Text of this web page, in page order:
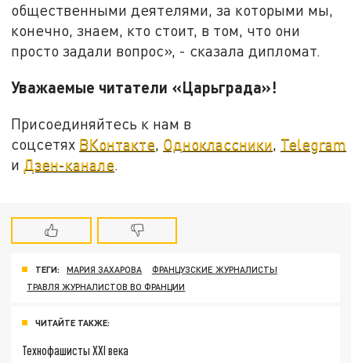
общественными деятелями, за которыми мы,
конечно, знаем, кто стоит, в том, что они
просто задали вопрос», - сказала дипломат.
Уважаемые читатели «Царьграда»!
Присоединяйтесь к нам в
соцсетях ВКонтакте Одноклассники Telegram
и Дзен-канале
ТЕГИ: МАРИЯ ЗАХАРОВА
ФРАНЦУЗСКИЕ ЖУРНАЛИСТЫ
ТРАВЛЯ ЖУРНАЛИСТОВ ВО ФРАНЦИИ
ЧИТАЙТЕ ТАКЖЕ:
Технофашисты XXI века